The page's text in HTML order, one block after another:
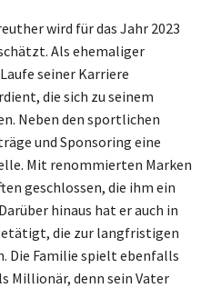
wird für das Jahr 2023
Als ehemaliger
seiner Karriere
die sich zu seinem
Neben den sportlichen
und Sponsoring eine
Mit renommierten Marken
geschlossen, die ihm ein
hinaus hat er auch in
die zur langfristigen
Die Familie spielt ebenfalls
Millionär, denn sein Vater